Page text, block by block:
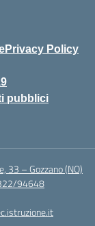
Privacy Policy
pubblici
33 – Gozzano (NO)
94648